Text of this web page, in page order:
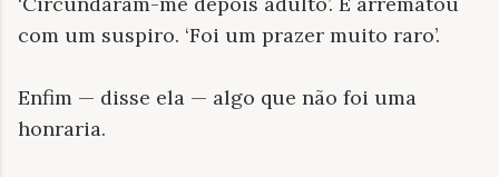
com um suspiro. ‘Foi um prazer muito raro’.
Enfim — disse ela — algo que não foi uma
honraria.